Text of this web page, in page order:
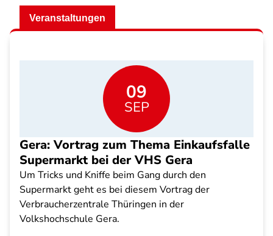
Veranstaltungen
09
SEP
Gera: Vortrag zum Thema Einkaufsfalle
Supermarkt bei der VHS Gera
Um Tricks und Kniffe beim Gang durch den
Supermarkt geht es bei diesem Vortrag der
Verbraucherzentrale Thüringen in der
Volkshochschule Gera.